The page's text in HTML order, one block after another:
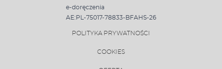
e-doręczenia
AE:PL-75017-78833-BFAHS-26
POLITYKA PRYWATNOŚCI
COOKIES